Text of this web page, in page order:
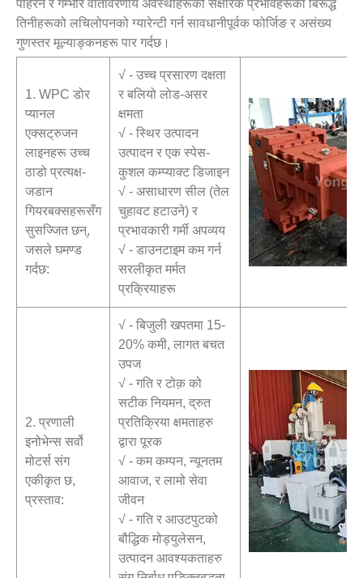
पहिरन र गम्भीर वातावरणीय अवस्थाहरूको संक्षारक प्रभावहरूको बिरूद्ध
तिनीहरूको लचिलोपनको ग्यारेन्टी गर्न सावधानीपूर्वक फोर्जिङ र असंख्य
गुणस्तर मूल्याङ्कनहरू पार गर्दछ।
1. WPC डोर
प्यानल
एक्सट्रुजन
लाइनहरू उच्च
ठाडो प्रत्यक्ष-
जडान
गियरबक्सहरूसँग
सुसज्जित छन्,
जसले घमण्ड
गर्दछ:
√ - उच्च प्रसारण दक्षता
र बलियो लोड-असर
क्षमता
√ - स्थिर उत्पादन
उत्पादन र एक स्पेस-
कुशल कम्प्याक्ट डिजाइन
√ - असाधारण सील (तेल
चुहावट हटाउने) र
प्रभावकारी गर्मी अपव्यय
√ - डाउनटाइम कम गर्न
सरलीकृत मर्मत
प्रक्रियाहरू
2. प्रणाली
इनोभेन्स सर्वो
मोटर्स संग
एकीकृत छ,
प्रस्ताव:
√ - बिजुली खपतमा 15-
20% कमी, लागत बचत
उपज
√ - गति र टोक़ को
सटीक नियमन, द्रुत
प्रतिक्रिया क्षमताहरु
द्वारा पूरक
√ - कम कम्पन, न्यूनतम
आवाज, र लामो सेवा
जीवन
√ - गति र आउटपुटको
बौद्धिक मोड्युलेसन,
उत्पादन आवश्यकताहरु